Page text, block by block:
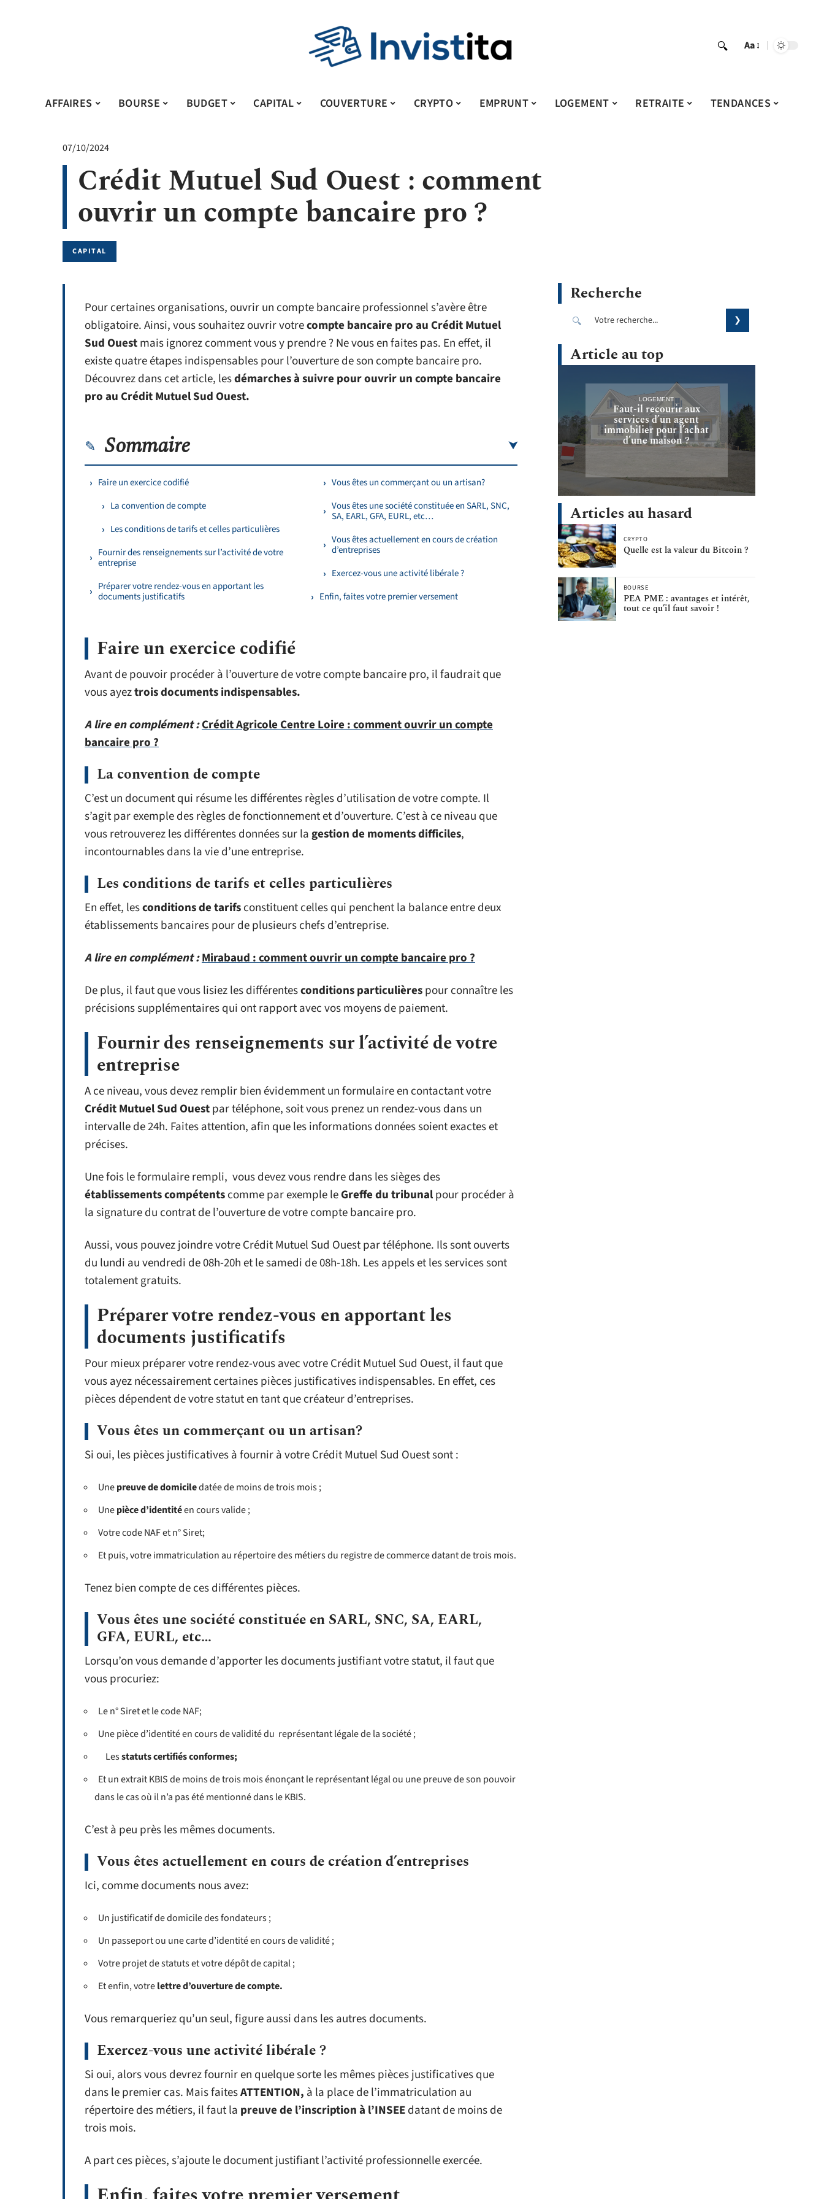
Aa
AFFAIRES BOURSE BUDGET CAPITAL COUVERTURE CRYPTO EMPRUNT LOGEMENT RETRAITE TENDANCES
07/10/2024
Crédit Mutuel Sud Ouest : comment
ouvrir un compte bancaire pro ?
CAPITAL
Pour certaines organisations, ouvrir un compte bancaire professionnel s’avère être
obligatoire. Ainsi, vous souhaitez ouvrir votrecompte bancaire pro au Crédit Mutuel
Sud Ouestmais ignorez comment vous y prendre ? Ne vous en faites pas. En effet, il
existe quatre étapes indispensables pour l’ouverture de son compte bancaire pro.
Découvrez dans cet article, lesdémarches à suivre pour ouvrir un compte bancaire
pro au Crédit Mutuel Sud Ouest.
Sommaire
Faire un exercice codifié
La convention de compte
Les conditions de tarifs et celles particulières
Fournir des renseignements sur l’activité de votre
entreprise
Préparer votre rendez-vous en apportant les
documents justificatifs
Vous êtes un commerçant ou un artisan?
Vous êtes une société constituée en SARL, SNC,
SA, EARL, GFA, EURL, etc…
Vous êtes actuellement en cours de création
d’entreprises
Exercez-vous une activité libérale ?
Enfin, faites votre premier versement
Faire un exercice codifié
Avant de pouvoir procéder à l’ouverture de votre compte bancaire pro, il faudrait que
vous ayeztrois documents indispensables.
A lire en complément :Crédit Agricole Centre Loire : comment ouvrir un compte
bancaire pro ?
La convention de compte
C’est un document qui résume les différentes règles d’utilisation de votre compte. Il
s’agit par exemple des règles de fonctionnement et d’ouverture. C’est à ce niveau que
vous retrouverez les différentes données sur lagestion de moments difficiles,
incontournables dans la vie d’une entreprise.
Les conditions de tarifs et celles particulières
En effet, lesconditions de tarifsconstituent celles qui penchent la balance entre deux
établissements bancaires pour de plusieurs chefs d’entreprise.
A lire en complément :Mirabaud : comment ouvrir un compte bancaire pro ?
De plus, il faut que vous lisiez les différentesconditions particulièrespour connaître les
précisions supplémentaires qui ont rapport avec vos moyens de paiement.
Fournir des renseignements sur l’activité de votre
entreprise
A ce niveau, vous devez remplir bien évidemment un formulaire en contactant votre
Crédit Mutuel Sud Ouestpar téléphone, soit vous prenez un rendez-vous dans un
intervalle de 24h. Faites attention, afin que les informations données soient exactes et
précises.
Une fois le formulaire rempli, vous devez vous rendre dans les sièges des
établissements compétentscomme par exemple leGreffe du tribunalpour procéder à
la signature du contrat de l’ouverture de votre compte bancaire pro.
Aussi, vous pouvez joindre votre Crédit Mutuel Sud Ouest par téléphone. Ils sont ouverts
du lundi au vendredi de 08h-20h et le samedi de 08h-18h. Les appels et les services sont
totalement gratuits.
Préparer votre rendez-vous en apportant les
documents justificatifs
Pour mieux préparer votre rendez-vous avec votre Crédit Mutuel Sud Ouest, il faut que
vous ayez nécessairement certaines pièces justificatives indispensables. En effet, ces
pièces dépendent de votre statut en tant que créateur d’entreprises.
Vous êtes un commerçant ou un artisan?
Si oui, les pièces justificatives à fournir à votre Crédit Mutuel Sud Ouest sont :
Unepreuve de domiciledatée de moins de trois mois ;
Unepièce d’identitéen cours valide ;
Votre code NAF et n° Siret;
Et puis, votre immatriculation au répertoire des métiers du registre de commerce datant de trois mois.
Tenez bien compte de ces différentes pièces.
Vous êtes une société constituée en SARL, SNC, SA, EARL,
GFA, EURL, etc…
Lorsqu’on vous demande d’apporter les documents justifiant votre statut, il faut que
vous procuriez:
Le n° Siret et le code NAF;
Une pièce d’identité en cours de validité du représentant légale de la société ;
Lesstatuts certifiés conformes;
Et un extrait KBIS de moins de trois mois énonçant le représentant légal ou une preuve de son pouvoir
dans le cas où il n’a pas été mentionné dans le KBIS.
C’est à peu près les mêmes documents.
Vous êtes actuellement en cours de création d’entreprises
Ici, comme documents nous avez:
Un justificatif de domicile des fondateurs ;
Un passeport ou une carte d’identité en cours de validité ;
Votre projet de statuts et votre dépôt de capital ;
Et enfin, votrelettre d’ouverture de compte.
Vous remarqueriez qu’un seul, figure aussi dans les autres documents.
Exercez-vous une activité libérale ?
Si oui, alors vous devrez fournir en quelque sorte les mêmes pièces justificatives que
dans le premier cas. Mais faitesATTENTION, à la place de l’immatriculation au
répertoire des métiers, il faut la preuve de l’inscription à l’INSEEdatant de moins de
trois mois.
A part ces pièces, s’ajoute le document justifiant l’activité professionnelle exercée.
Recherche
Article au top
LOGEMENT
Faut-il recourir aux
services d’un agent
immobilier pour l’achat
d’une maison ?
Articles au hasard
CRYPTO
Quelle est la valeur du Bitcoin ?
BOURSE
PEA PME : avantages et intérêt,
tout ce qu’il faut savoir !